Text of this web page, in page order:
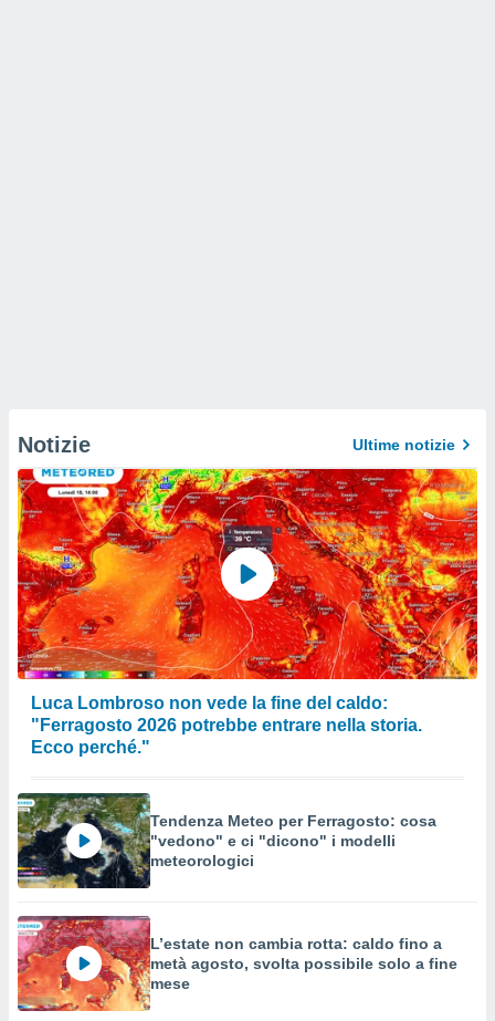
Notizie Ultime notizie
Luca Lombroso non vede la fine del caldo:
"Ferragosto 2026 potrebbe entrare nella storia.
Ecco perché."
Tendenza Meteo per Ferragosto: cosa
"vedono" e ci "dicono" i modelli
meteorologici
L’estate non cambia rotta: caldo fino a
metà agosto, svolta possibile solo a fine
mese